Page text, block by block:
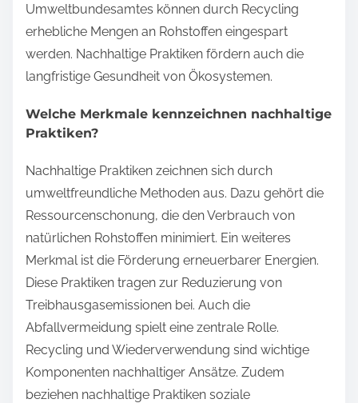
Umweltbundesamtes können durch Recycling
erhebliche Mengen an Rohstoffen eingespart
werden. Nachhaltige Praktiken fördern auch die
langfristige Gesundheit von Ökosystemen.
Welche Merkmale kennzeichnen nachhaltige
Praktiken?
Nachhaltige Praktiken zeichnen sich durch
umweltfreundliche Methoden aus. Dazu gehört die
Ressourcenschonung, die den Verbrauch von
natürlichen Rohstoffen minimiert. Ein weiteres
Merkmal ist die Förderung erneuerbarer Energien.
Diese Praktiken tragen zur Reduzierung von
Treibhausgasemissionen bei. Auch die
Abfallvermeidung spielt eine zentrale Rolle.
Recycling und Wiederverwendung sind wichtige
Komponenten nachhaltiger Ansätze. Zudem
beziehen nachhaltige Praktiken soziale